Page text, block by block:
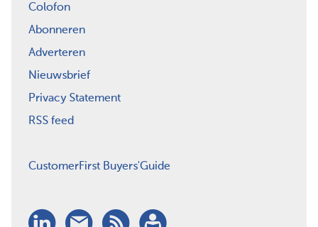
Colofon
Abonneren
Adverteren
Nieuwsbrief
Privacy Statement
RSS feed
CustomerFirst Buyers'Guide